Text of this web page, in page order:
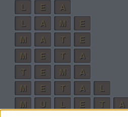
L
E
A
L
A M
E
M
A T
E
M
E T
A
T
E M
A
M
E T A
L
M
U L E T
A